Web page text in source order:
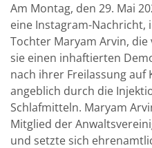
Am Montag, den 29. Mai
eine Instagram-Nachricht,
Tochter Maryam Arvin,
sie einen inhaftierten
nach ihrer Freilassung auf
angeblich durch die
Schlafmitteln. Maryam
Mitglied der
und setzte sich